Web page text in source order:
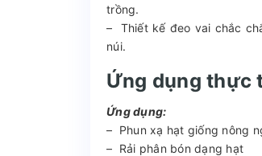
trồng.
– Thiết kế đeo vai chắc
núi.
Ứng dụng thực
Ứng dụng:
– Phun xạ hạt giống nông
– Rải phân bón dạng hạt